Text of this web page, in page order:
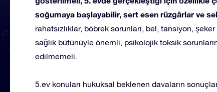
soğumaya başlayabilir, sert esen rüzgârlar ve
rahatsızlıklar, böbrek sorunları, bel, tansiyon,
sağlık bütünüyle önemli, psikolojik toksik
edilmemeli.
5.ev konuları hukuksal beklenen davaların